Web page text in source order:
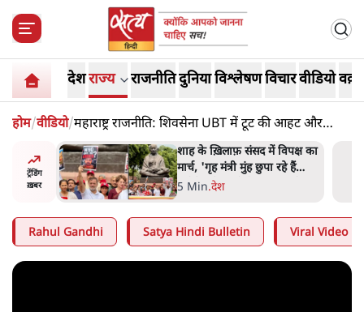
देशराज्य राजनीतिदुनियाविश्लेषणविचारवीडियो
होम/वीडियो/महाराष्ट्र राजनीति: शिवसेना UBT में टूट की आहट और
अमित शाह का 'गेम प्लान'
ट्रेंडिंग
ख़बर
शाह के ख़िलाफ़ संसद में विपक्ष का
मार्च, 'गृह मंत्री मुंह छुपा रहे हैं
क्योंकि वो छात्रों के गुनहगार हैं'
5 Min.देश
Rahul Gandhi Satya Hindi Bulletin Viral Video